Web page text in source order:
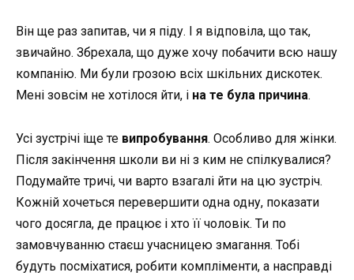
Він ще раз запитав, чи я піду. І я відповіла, що так,
звичайно. Збрехала, що дуже хочу побачити всю нашу
компанію. Ми були грозою всіх шкільних дискотек.
Мені зовсім не хотілося йти, і на те була причина.
Усі зустрічі іще те випробування. Особливо для жінки.
Після закінчення школи ви ні з ким не спілкувалися?
Подумайте тричі, чи варто взагалі йти на цю зустріч.
Кожній хочеться перевершити одна одну, показати
чого досягла, де працює і хто її чоловік. Ти по
замовчуванню стаєш учасницею змагання. Тобі
будуть посміхатися, робити компліменти, а насправді